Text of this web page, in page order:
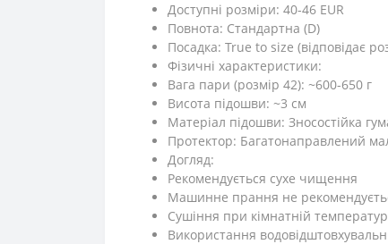
Доступні розміри: 40-46 EUR
Повнота: Стандартна (D)
Посадка: True to size (відповідає
Фізичні характеристики:
Вага пари (розмір 42): ~600-650 г
Висота підошви: ~3 см
Матеріал підошви: Зносостійка
Протектор: Багатонаправлений
Догляд:
Рекомендується сухе чищення
Машинне прання не
Сушіння при кімнатній
Використання